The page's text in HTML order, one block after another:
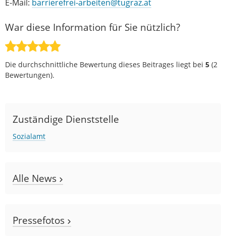
E-Mail: barrierefrei-arbeiten@tugraz.at
War diese Information für Sie nützlich?
Die durchschnittliche Bewertung dieses Beitrages liegt bei 5 (2
Bewertungen).
Zuständige Dienststelle
Sozialamt
Alle News
Pressefotos